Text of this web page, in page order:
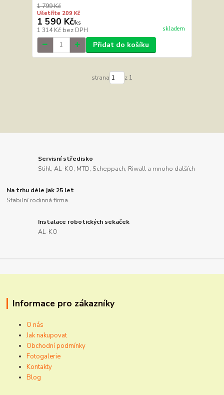
1 799 Kč
Ušetříte 209 Kč
1 590 Kč/ks
1 314 Kč bez DPH skladem
Přidat do košíku
strana z 1
Servisní středisko
Stihl, AL-KO, MTD, Scheppach, Riwall a mnoho dalších
Na trhu déle jak 25 let
Stabilní rodinná firma
Instalace robotických sekaček
AL-KO
Informace pro zákazníky
O nás
Jak nakupovat
Obchodní podmínky
Fotogalerie
Kontakty
Blog